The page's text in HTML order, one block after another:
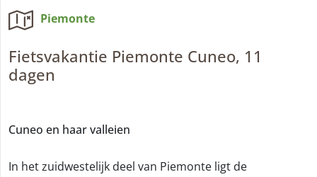
Piemonte
Fietsvakantie Piemonte Cuneo, 11
dagen
Cuneo en haar valleien
In het zuidwestelijk deel van Piemonte ligt de